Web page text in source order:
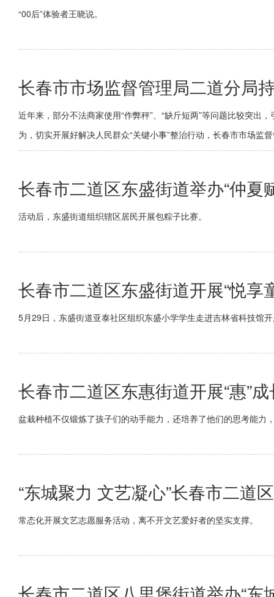
“00后”体验者王晓说。
长春市市场监督管理局二道分局
近年来，部分不法商家使用“作弊秤”、“缺斤短两”等问题比较突
为，切实开展好解决人民群众“关键小事”整治行动，长春市市场
长春市二道区东盛街道举办“仲
活动后，东盛街道组织辖区居民开展包粽子比赛。
长春市二道区东盛街道开展“悦享
5月29日，东盛街道亚泰社区组织东盛小学学生走进吉林省科技馆
长春市二道区东惠街道开展“惠”
盆栽种植不仅锻炼了孩子们的动手能力，还培养了他们的思考能力
“东城聚力 文艺凝心”长春市二道
常态化开展文艺志愿服务活动，离不开文艺爱好者的坚实支撑。